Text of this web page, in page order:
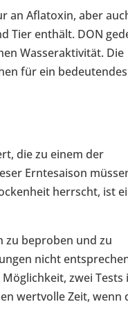
an Aflatoxin, aber
Tier enthält. DON
Wasseraktivität. Die
für ein bedeutendes
die zu einem der
Erntesaison
herrscht, ist
zu beproben und zu
nicht
zwei Tests
wertvolle Zeit, wenn